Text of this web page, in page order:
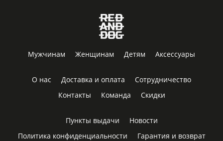
Мужчинам Женщинам Детям Аксессуары
О нас Доставка и оплата
Сотрудничество
Контакты
Команда Скидки
Пункты выдачи
Новости
Политика конфиденциальности
Гарантия и возврат